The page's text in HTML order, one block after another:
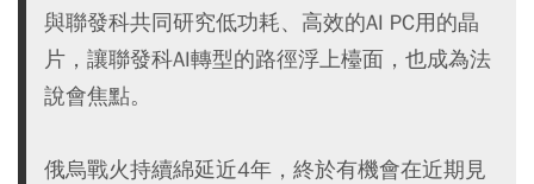
與聯發科共同研究低功耗、高效的AI PC用的晶
片，讓聯發科AI轉型的路徑浮上檯面，也成為法
說會焦點。
俄烏戰火持續綿延近4年，終於有機會在近期見